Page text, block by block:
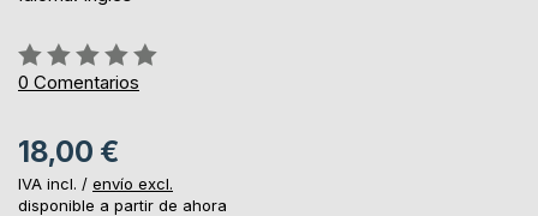
Rating:
0%
0 Comentarios
18,00 €
IVA incl. / envío excl.
disponible a partir de ahora